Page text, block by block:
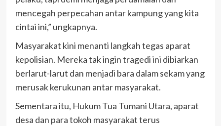
mencegah perpecahan antar kampung yang kita
cintai ini,” ungkapnya.
Masyarakat kini menanti langkah tegas aparat
kepolisian. Mereka tak ingin tragedi ini dibiarkan
berlarut-larut dan menjadi bara dalam sekam yang
merusak kerukunan antar masyarakat.
Sementara itu, Hukum Tua Tumani Utara, aparat
desa dan para tokoh masyarakat terus